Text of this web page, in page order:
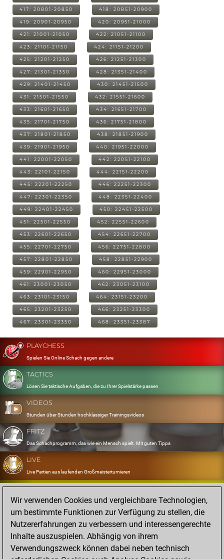
417: 20801-20850 418: 20851-20900
419: 20901-20950 420: 20951-21000
421: 21001-21050 422: 21051-21100
423: 21101-21150 424: 21151-21200
425: 21201-21250 426: 21251-21300
427: 21301-21350 428: 21351-21400
429: 21401-21450 430: 21451-21500
431: 21501-21550 432: 21551-21600
433: 21601-21650 434: 21651-21700
435: 21701-21750 436: 21751-21800
437: 21801-21850 438: 21851-21900
439: 21901-21950 440: 21951-22000
441: 22001-22050 442: 22051-22100
443: 22101-22150 444: 22151-22200
445: 22201-22250 446: 22251-22300
447: 22301-22350 448: 22351-22400
449: 22401-22450 450: 22451-22500
451: 22501-22550 452: 22551-22600
453: 22601-22650 454: 22651-22700
455: 22701-22750 456: 22751-22800
457: 22801-22850 458: 22851-22900
459: 22901-22950 460: 22951-23000
461: 23001-23050 462: 23051-23100
463: 23101-23150 464: 23151-23200
465: 23201-23250 466: 23251-23300
467: 23301-23350 468: 23351-23387
PLAYCHESS
Spielen Sie Online Schach gegen andere
TACTICS
Lösen Sie taktische Aufgaben, die zu Ihrer Spielstärke passen
VIDEOS
Stunden über Stunden hochklassiger Trainingsvideos
FRITZ
Das Schachprogramm, das wie ein Mensch spielt. Mit guten Tipps
LIVE
Live Partien aus laufenden Großmeisterturnieren
OPENINGS
Erfassen und Üben Sie Ihr Eröffnungsrepertoire
DATABASE
Acht Millionen starke Partien
MYGAMES
Speichern und analysieren Sie eigene Partien in der Cloud
Wir verwenden Cookies und vergleichbare Technologien,
um bestimmte Funktionen zur Verfügung zu stellen, die
Nutzererfahrungen zu verbessern und interessengerechte
Inhalte auszuspielen. Abhängig von ihrem
Verwendungszweck können dabei neben technisch